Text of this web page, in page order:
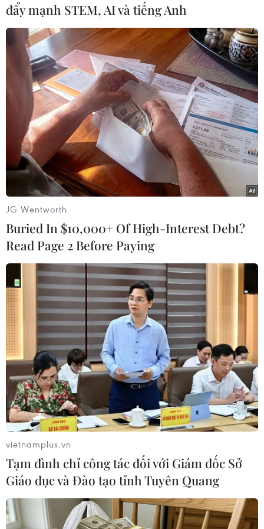
#Giáo sư Trịnh Ngọc Phan
#Ngành truyền nhiễm
Theo dõi VietnamPlus
TIN LIÊN QUAN
đẩy mạnh STEM, AI và tiếng Anh
JG Wentworth
Buried In $10,000+ Of High-Interest Debt?
Read Page 2 Before Paying
vietnamplus.vn
Tạm đình chỉ công tác đối với Giám đốc Sở
Giáo dục và Đào tạo tỉnh Tuyên Quang